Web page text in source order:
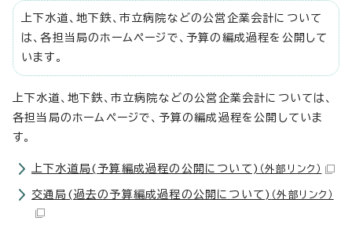
上下水道、地下鉄、市立病院などの公営企業会計について
は、各担当局のホームページで、予算の編成過程を公開して
います。
上下水道、地下鉄、市立病院などの公営企業会計については、
各担当局のホームページで、予算の編成過程を公開していま
す。
上下水道局(予算編成過程の公開について) （外部リンク）
交通局(過去の予算編成過程の公開について) （外部リンク）